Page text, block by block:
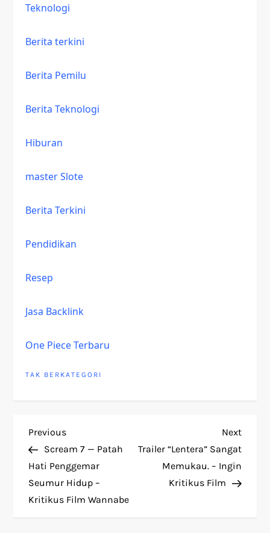
Teknologi
Berita terkini
Berita Pemilu
Berita Teknologi
Hiburan
master Slote
Berita Terkini
Pendidikan
Resep
Jasa Backlink
One Piece Terbaru
TAK BERKATEGORI
P
o
s
Previous
Post
Previous
Scream 7 — Patah
Hati Penggemar
Seumur Hidup –
Kritikus Film Wannabe
Next
Post
Next
Trailer “Lentera” Sangat
Memukau. – Ingin
Kritikus Film